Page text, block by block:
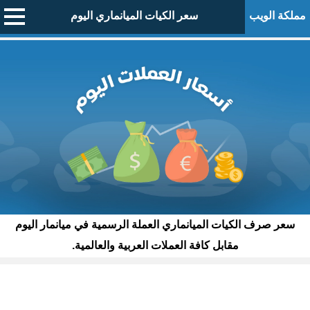
مملكة الويب سعر الكيات الميانماري اليوم
سعر صرف الكيات الميانماري العملة الرسمية في ميانمار اليوم
مقابل كافة العملات العربية والعالمية.